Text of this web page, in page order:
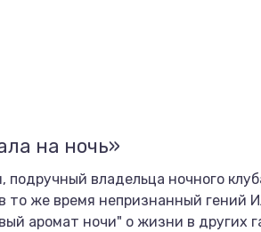
на ночь»
владельца ночного
то же время непризнанный гений
аромат ночи" о жизни в других